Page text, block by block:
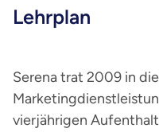
Lehrplan
Serena trat 2009 in die
vierjährigen